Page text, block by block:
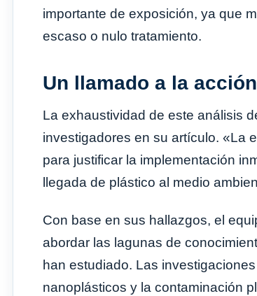
importante de exposición, ya que
escaso o nulo tratamiento.
Un llamado a la acción
La exhaustividad de este análisis
investigadores en su artículo. «La
para justificar la implementación
llegada de plástico al medio
Con base en sus hallazgos, el
abordar las lagunas de
han estudiado. Las
nanoplásticos y la contaminación